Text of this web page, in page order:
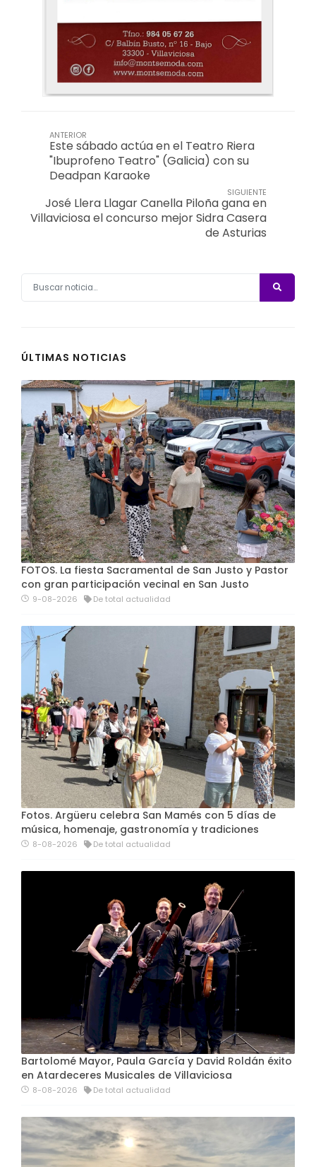
ANTERIOR
Este sábado actúa en el Teatro Riera
"Ibuprofeno Teatro" (Galicia) con su
Deadpan Karaoke
SIGUIENTE
José Llera Llagar Canella Piloña gana en
Villaviciosa el concurso mejor Sidra Casera
de Asturias
ÚLTIMAS NOTICIAS
FOTOS. La fiesta Sacramental de San Justo y Pastor
con gran participación vecinal en San Justo
9-08-2026 De total actualidad
Fotos. Argüeru celebra San Mamés con 5 días de
música, homenaje, gastronomía y tradiciones
8-08-2026 De total actualidad
Bartolomé Mayor, Paula García y David Roldán éxito
en Atardeceres Musicales de Villaviciosa
8-08-2026 De total actualidad